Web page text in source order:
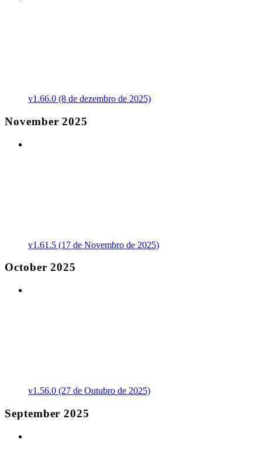
v1.66.0 (8 de dezembro de 2025)
November 2025
v1.61.5 (17 de Novembro de 2025)
October 2025
v1.56.0 (27 de Outubro de 2025)
September 2025